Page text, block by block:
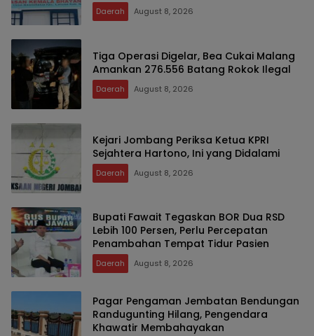
Daerah August 8, 2026
Tiga Operasi Digelar, Bea Cukai Malang
Amankan 276.556 Batang Rokok Ilegal
Daerah August 8, 2026
Kejari Jombang Periksa Ketua KPRI
Sejahtera Hartono, Ini yang Didalami
Daerah August 8, 2026
Bupati Fawait Tegaskan BOR Dua RSD
Lebih 100 Persen, Perlu Percepatan
Penambahan Tempat Tidur Pasien
Daerah August 8, 2026
Pagar Pengaman Jembatan Bendungan
Randugunting Hilang, Pengendara
Khawatir Membahayakan